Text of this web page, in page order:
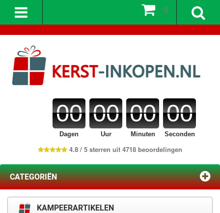
00
Dagen
00
Uur
00
Minuten
00
Seconden
4.8 / 5 sterren uit 4718 beoordelingen
0
CATEGORIËN
KAMPEERARTIKELEN